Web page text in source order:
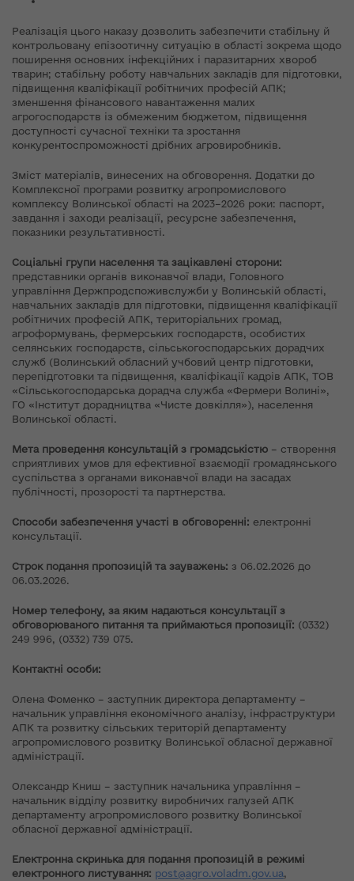
Реалізація цього наказу дозволить забезпечити стабільну й
контрольовану епізоотичну ситуацію в області зокрема щодо
поширення основних інфекційних і паразитарних хвороб
тварин; стабільну роботу навчальних закладів для підготовки,
підвищення кваліфікації робітничих професій АПК;
зменшення фінансового навантаження малих
агрогосподарств із обмеженим бюджетом, підвищення
доступності сучасної техніки та зростання
конкурентоспроможності дрібних агровиробників.
Зміст матеріалів, винесених на обговорення. Додатки до
Комплексної програми розвитку агропромислового
комплексу Волинської області на 2023–2026 роки: паспорт,
завдання і заходи реалізації, ресурсне забезпечення,
показники результативності.
Соціальні групи населення та зацікавлені сторони:
представники органів виконавчої влади, Головного
управління Держпродспоживслужби у Волинській області,
навчальних закладів для підготовки, підвищення кваліфікації
робітничих професій АПК, територіальних громад,
агроформувань, фермерських господарств, особистих
селянських господарств, сільськогосподарських дорадчих
служб (Волинський обласний учбовий центр підготовки,
перепідготовки та підвищення, кваліфікації кадрів АПК, ТОВ
«Сільськогосподарська дорадча служба «Фермери Волині»,
ГО «Інститут дорадництва «Чисте довкілля»), населення
Волинської області.
Мета проведення консультацій з громадськістю – створення
сприятливих умов для ефективної взаємодії громадянського
суспільства з органами виконавчої влади на засадах
публічності, прозорості та партнерства.
Способи забезпечення участі в обговоренні: електронні
консультації.
Строк подання пропозицій та зауважень: з 06.02.2026 до
06.03.2026.
Номер телефону, за яким надаються консультації з
обговорюваного питання та приймаються пропозиції: (0332)
249 996, (0332) 739 075.
Контактні особи:
Олена Фоменко – заступник директора департаменту –
начальник управління економічного аналізу, інфраструктури
АПК та розвитку сільських територій департаменту
агропромислового розвитку Волинської обласної державної
адміністрації.
Олександр Книш – заступник начальника управління –
начальник відділу розвитку виробничих галузей АПК
департаменту агропромислового розвитку Волинської
обласної державної адміністрації.
Електронна скринька для подання пропозицій в режимі
електронного листування: post@agro.voladm.gov.ua,